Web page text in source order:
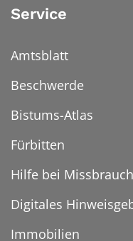
Service
Amtsblatt
Beschwerde
Bistums-Atlas
Fürbitten
Hilfe bei Missbrauch
Digitales
Immobilien